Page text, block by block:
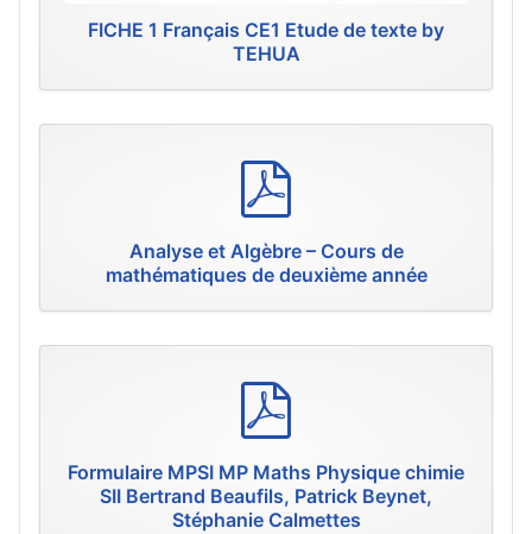
FICHE 1 Français CE1 Etude de texte by
TEHUA
Analyse et Algèbre – Cours de
mathématiques de deuxième année
Formulaire MPSI MP Maths Physique chimie
SII Bertrand Beaufils, Patrick Beynet,
Stéphanie Calmettes